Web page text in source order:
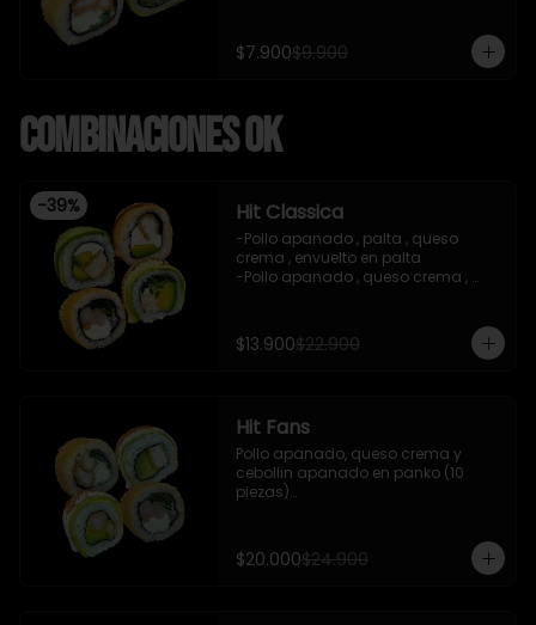
-incluye 1 salsa de soya , 1 salsa
teriyaki
$7.900$9.900
Combinaciones OK
-39% Hit Classica
-Pollo apanado , palta , queso
crema , envuelto en palta
-Pollo apanado , queso crema ,
-Camaron cocido ,queso crema ,
cebollin , apanado en panko .
-incluye 2 salsas de soya , 1 salsa
teriyaki , 1 gengibre , 1 wasabi , 3
palitos.
-imagen referencial
$13.900$22.900
Hit Fans
Pollo apanado, queso crema y
cebollin apanado en panko (10
piezas)
piezas)
- Camaron apanado y palta
$20.000$24.900